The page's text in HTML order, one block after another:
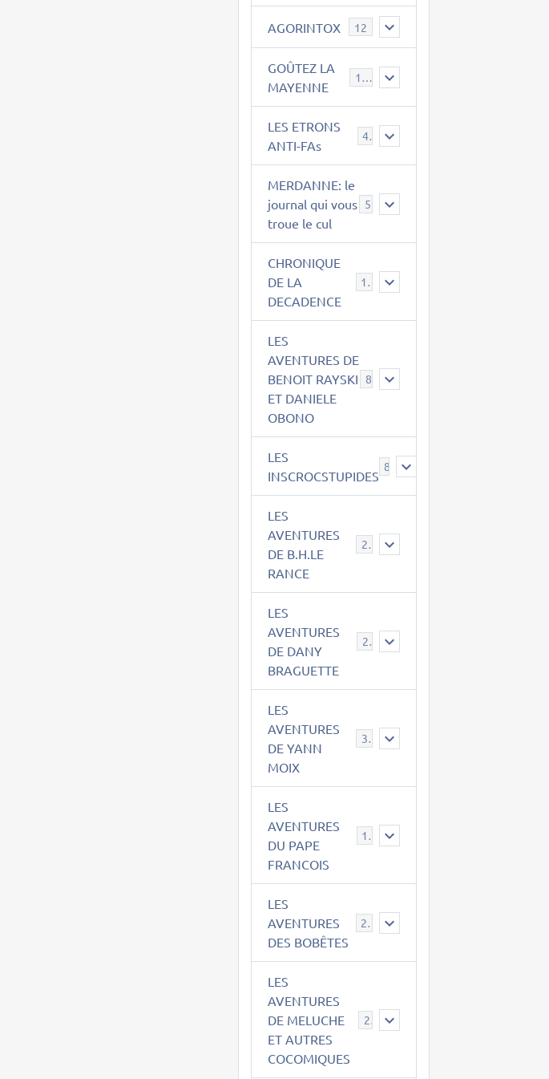
AGORINTOX 12
GOÛTEZ LA
MAYENNE
189
LES ETRONS
ANTI-FAs
4
MERDANNE: le
journal qui vous
troue le cul
CHRONIQUE
DE LA
DECADENCE
12
LES
AVENTURES DE
BENOIT RAYSKI
ET DANIELE
OBONO
LES
INSCROCSTUPIDES
8
LES
AVENTURES
DE B.H.LE
RANCE
21
LES
AVENTURES
DE DANY
BRAGUETTE
29
LES
AVENTURES
DE YANN
MOIX
39
LES
AVENTURES
DU PAPE
FRANCOIS
15
LES
AVENTURES
DES BOBÊTES
23
LES
AVENTURES
DE MELUCHE
ET AUTRES
COCOMIQUES
22